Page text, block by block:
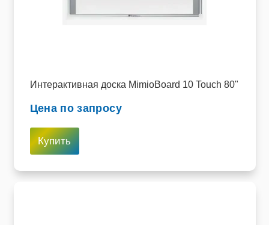
Интерактивная доска MimioBoard 10 Touch 80"
Цена по запросу
Купить